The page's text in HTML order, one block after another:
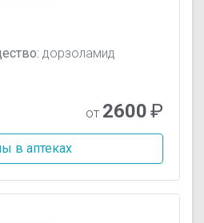
дорзоламид
от 2600₽
в аптеках